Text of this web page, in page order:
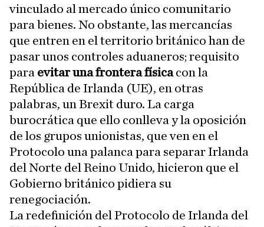
vinculado al mercado único comunitario
para bienes. No obstante, las mercancías
que entren en el territorio británico han de
pasar unos controles aduaneros; requisito
para evitar una frontera físicacon la
República de Irlanda (UE), en otras
palabras, un Brexit duro. La carga
burocrática que ello conlleva y la oposición
de los grupos unionistas, que ven en el
Protocolo una palanca para separar Irlanda
del Norte del Reino Unido, hicieron que el
Gobierno británico pidiera su
renegociación.
La redefinición del Protocolo de Irlanda del